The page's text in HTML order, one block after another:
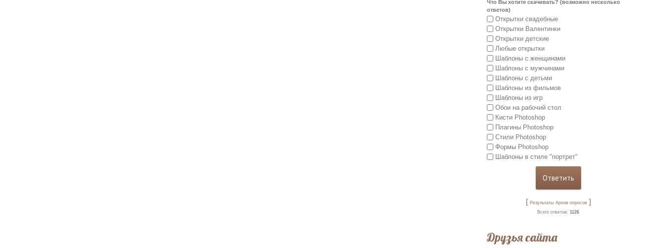
Что Вы хотите скачивать? (возможно несколько
ответов)
Открытки свадебные
Открытки Валентинки
Открытки детские
Любые открытки
Шаблоны с женщинами
Шаблоны с мужчинами
Шаблоны с детьми
Шаблоны из фильмов
Шаблоны из игр
Обои на рабочий стол
Кисти Photoshop
Плагины Photoshop
Стили Photoshop
Формы Photoshop
Шаблоны в стиле "портрет"
[ Результаты Архив опросов]
Всего ответов:1126
Друзья сайта